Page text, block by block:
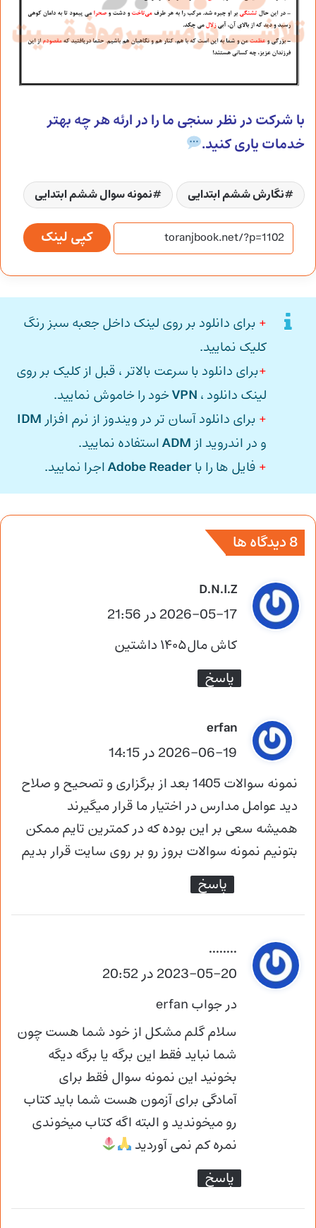
با شرکت در نظر سنجی ما را در ارئه هر چه بهتر
خدمات یاری کنید.
نگارش ششم ابتدایی نمونه سوال ششم ابتدایی
کپی لینک
+ برای دانلود بر روی لینک داخل جعبه سبز رنگ
کلیک نمایید.
+برای دانلود با سرعت بالاتر ، قبل از کلیک بر روی
لینک دانلود ، VPNخود را خاموش نمایید.
+ برای دانلود آسان تر در ویندوز از نرم افزار IDM
و در اندروید از ADMاستفاده نمایید.
+ فایل ها را باAdobe Readerاجرا نمایید.
‫8 دیدگاه ها
D.N.I.Z
ف
ت
:
2026-05-17 در 21:56
کاش مال۱۴۰۵ داشتین
پاسخ
erfan
ف
ت
2026-06-19 در 14:15
نمونه سوالات 1405 بعد از برگزاری و تصحیح و صلاح
دید عوامل مدارس در اختیار ما قرار میگیرند
همیشه سعی بر این بوده که در کمترین تایم ممکن
بتونیم نمونه سوالات بروز رو بر روی سایت قرار بدیم
پاسخ
........
ف
ت
:
2023-05-20 در 20:52
در جواب erfan
سلام گلم مشکل از خود شما هست چون
شما نباید فقط این برگه یا برگه دیگه
بخونید این نمونه سوال فقط برای
آمادگی برای آزمون هست شما باید کتاب
رو میخوندید و البته اگه کتاب میخوندی
نمره کم نمی آوردید
پاسخ